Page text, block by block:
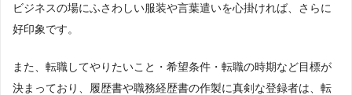
ビジネスの場にふさわしい服装や言葉遣いを心掛ければ、さらに
好印象です。
また、転職してやりたいこと・希望条件・転職の時期など目標が
決まっており、履歴書や職務経歴書の作製に真剣な登録者は、転